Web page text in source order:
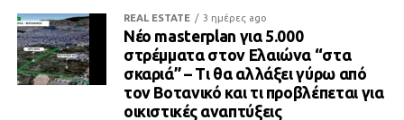
REAL ESTATE 3 ημέρες ago
Νέο masterplan για 5.000
στρέμματα στον Ελαιώνα “στα
σκαριά” – Τι θα αλλάξει γύρω από
τον Βοτανικό και τι προβλέπεται για
οικιστικές αναπτύξεις